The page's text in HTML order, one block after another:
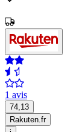
1 avis
74,13
Rakuten.fr